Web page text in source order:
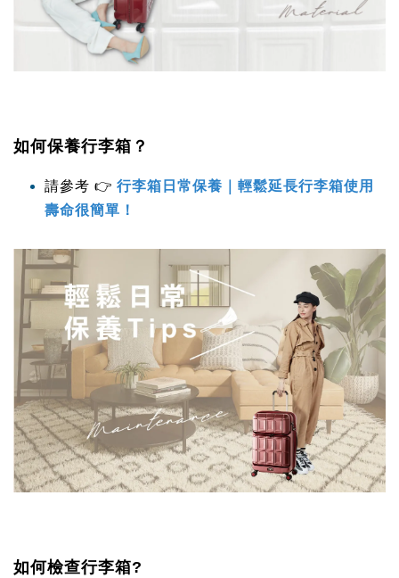
如何保養行李箱？
請參考 👉 行李箱日常保養｜輕鬆延長行李箱使用
壽命很簡單！
如何檢查行李箱?